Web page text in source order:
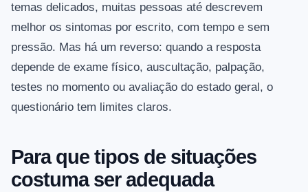
temas delicados, muitas pessoas até descrevem
melhor os sintomas por escrito, com tempo e sem
pressão. Mas há um reverso: quando a resposta
depende de exame físico, auscultação, palpação,
testes no momento ou avaliação do estado geral, o
questionário tem limites claros.
Para que tipos de situações
costuma ser adequada